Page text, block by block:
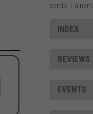
sardo. La
INDEX
REVIEWS
EVENTS